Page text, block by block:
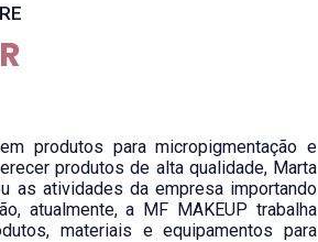
produtos para micropigmentação e
produtos de alta qualidade, Marta
as atividades da empresa importando
atualmente, a MF MAKEUP trabalha
materiais e equipamentos para